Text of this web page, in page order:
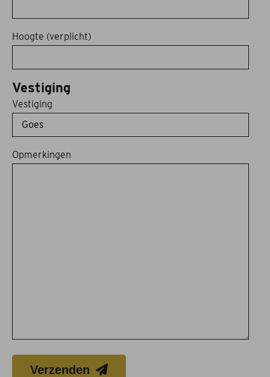
Hoogte (verplicht)
Vestiging
Vestiging
Opmerkingen
Verzenden